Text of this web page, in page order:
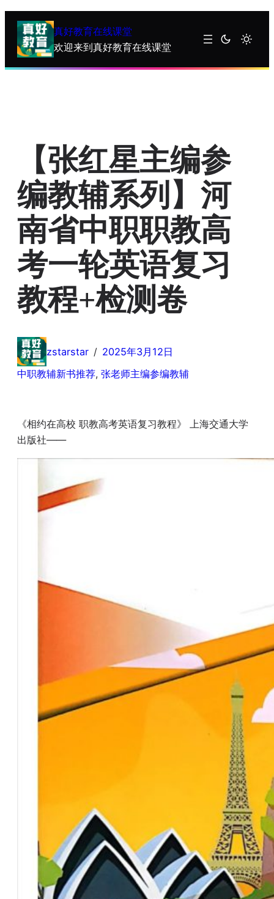
跳
真好教育在线课堂
欢迎来到真好教育在线课堂
【张红星主编参
编教辅系列】河
南省中职职教高
考一轮英语复习
教程+检测卷
zstarstar / 2025年3月12日
中职教辅新书推荐, 张老师主编参编教辅
《相约在高校 职教高考英语复习教程》 上海交通大学
出版社——